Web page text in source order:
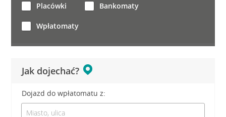
Jak dojechać?
Dojazd do wpłatomatu z:
Placówki Bankomaty
Wpłatomaty